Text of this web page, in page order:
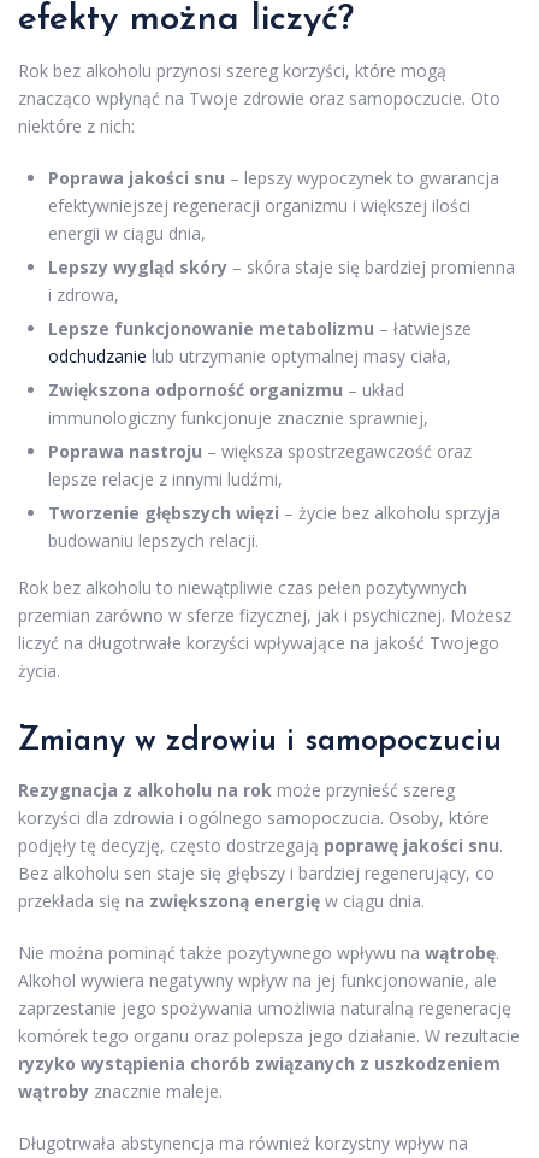
efekty można liczyć?
Rok bez alkoholu przynosi szereg korzyści, które mogą
znacząco wpłynąć na Twoje zdrowie oraz samopoczucie. Oto
niektóre z nich:
Poprawa jakości snu – lepszy wypoczynek to gwarancja
efektywniejszej regeneracji organizmu i większej ilości
energii w ciągu dnia,
Lepszy wygląd skóry – skóra staje się bardziej promienna
i zdrowa,
Lepsze funkcjonowanie metabolizmu – łatwiejsze
odchudzanie lub utrzymanie optymalnej masy ciała,
Zwiększona odporność organizmu – układ
immunologiczny funkcjonuje znacznie sprawniej,
Poprawa nastroju – większa spostrzegawczość oraz
lepsze relacje z innymi ludźmi,
Tworzenie głębszych więzi – życie bez alkoholu sprzyja
budowaniu lepszych relacji.
Rok bez alkoholu to niewątpliwie czas pełen pozytywnych
przemian zarówno w sferze fizycznej, jak i psychicznej. Możesz
liczyć na długotrwałe korzyści wpływające na jakość Twojego
życia.
Zmiany w zdrowiu i samopoczuciu
Rezygnacja z alkoholu na rok może przynieść szereg
korzyści dla zdrowia i ogólnego samopoczucia. Osoby, które
podjęły tę decyzję, często dostrzegają poprawę jakości snu.
Bez alkoholu sen staje się głębszy i bardziej regenerujący, co
przekłada się na zwiększoną energię w ciągu dnia.
Nie można pominąć także pozytywnego wpływu na wątrobę.
Alkohol wywiera negatywny wpływ na jej funkcjonowanie, ale
zaprzestanie jego spożywania umożliwia naturalną regenerację
komórek tego organu oraz polepsza jego działanie. W rezultacie
ryzyko wystąpienia chorób związanych z uszkodzeniem
wątroby znacznie maleje.
Długotrwała abstynencja ma również korzystny wpływ na